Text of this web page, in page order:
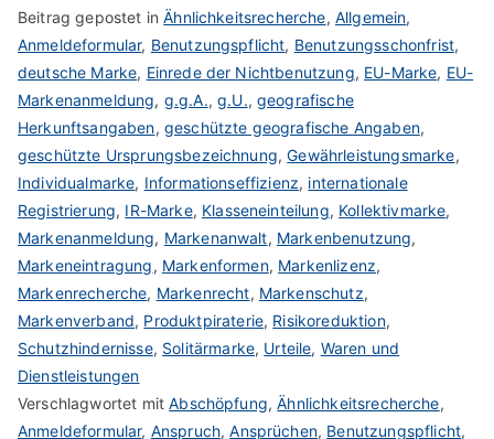
Beitrag gepostet inÄhnlichkeitsrecherche, Allgemein,
Anmeldeformular, Benutzungspflicht, Benutzungsschonfrist,
deutsche Marke, Einrede der Nichtbenutzung, EU-Marke, EU-
Markenanmeldung, g.g.A.,g.U., geografische
Herkunftsangaben, geschützte geografische Angaben,
geschützte Ursprungsbezeichnung,Gewährleistungsmarke,
Individualmarke, Informationseffizienz, internationale
Registrierung, IR-Marke, Klasseneinteilung, Kollektivmarke,
Markenanmeldung, Markenanwalt, Markenbenutzung,
Markeneintragung, Markenformen, Markenlizenz,
Markenrecherche, Markenrecht, Markenschutz,
Markenverband, Produktpiraterie, Risikoreduktion,
Schutzhindernisse, Solitärmarke, Urteile, Waren und
Dienstleistungen
Verschlagwortet mitAbschöpfung,Ähnlichkeitsrecherche,
Anmeldeformular, Anspruch,Ansprüchen, Benutzungspflicht,